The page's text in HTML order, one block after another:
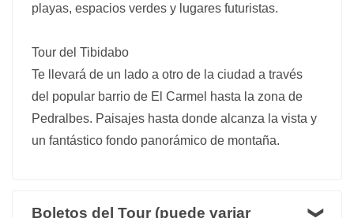
playas, espacios verdes y lugares futuristas.
Tour del Tibidabo
Te llevará de un lado a otro de la ciudad a través
del popular barrio de El Carmel hasta la zona de
Pedralbes. Paisajes hasta donde alcanza la vista y
un fantástico fondo panorámico de montaña.
Boletos del Tour (puede variar